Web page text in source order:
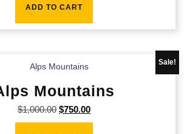
ADD TO CART
Sale!
Mountains
$1,000.00 $750.00